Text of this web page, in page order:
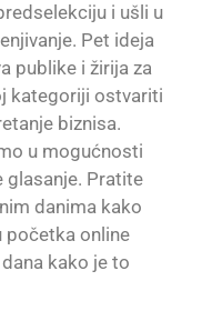
i ušli u
Pet ideja
publike i žirija za
kategoriji ostvariti
biznisa.
u mogućnosti
glasanje. Pratite
danima kako
početka online
kako je to